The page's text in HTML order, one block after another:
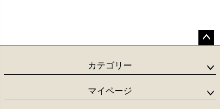
ップ
カテゴリー
マイページ